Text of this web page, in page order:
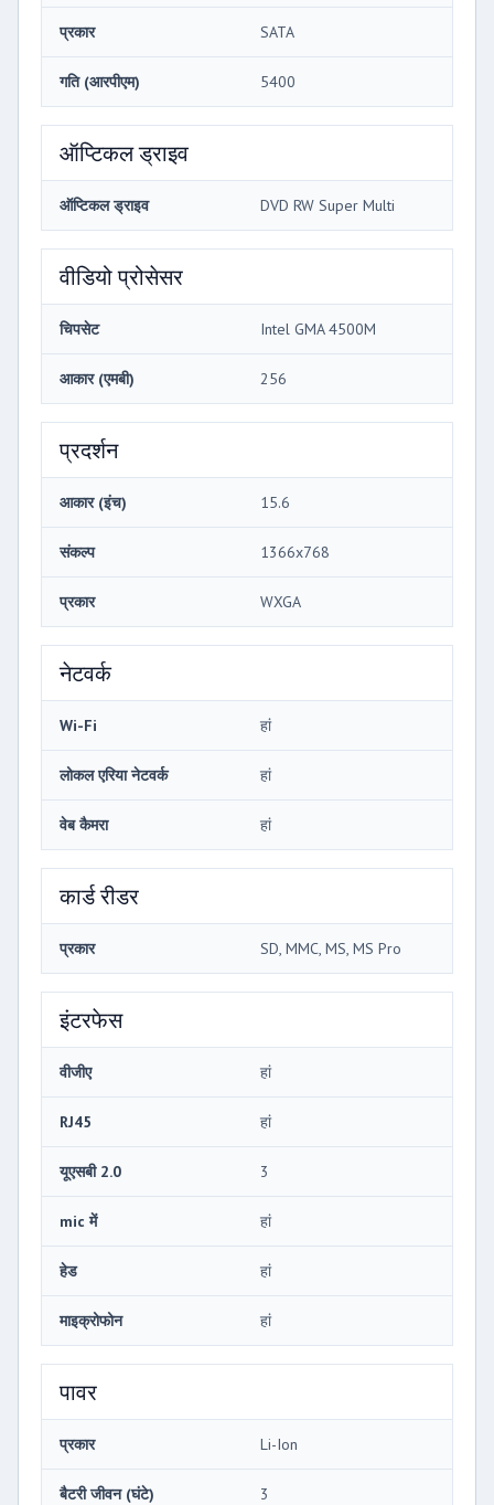
प्रकार SATA
गति (आरपीएम) 5400
ऑप्टिकल ड्राइव
ऑप्टिकल ड्राइव DVD RW Super Multi
वीडियो प्रोसेसर
चिपसेट Intel GMA 4500M
आकार (एमबी) 256
प्रदर्शन
आकार (इंच) 15.6
संकल्प 1366x768
प्रकार WXGA
नेटवर्क
Wi-Fi हां
लोकल एरिया नेटवर्क हां
वेब कैमरा हां
कार्ड रीडर
प्रकार SD, MMC, MS, MS Pro
इंटरफेस
वीजीए हां
RJ45 हां
यूएसबी 2.0 3
mic में हां
हेड हां
माइक्रोफोन हां
पावर
प्रकार Li-Ion
बैटरी जीवन (घंटे) 3